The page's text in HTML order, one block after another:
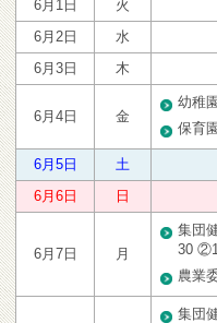
6月1日
火
6月2日
水
6月3日
木
6月4日 金
幼稚
保育
6月5日
土
6月6日
日
6月7日 月
集団
30
農業
集団